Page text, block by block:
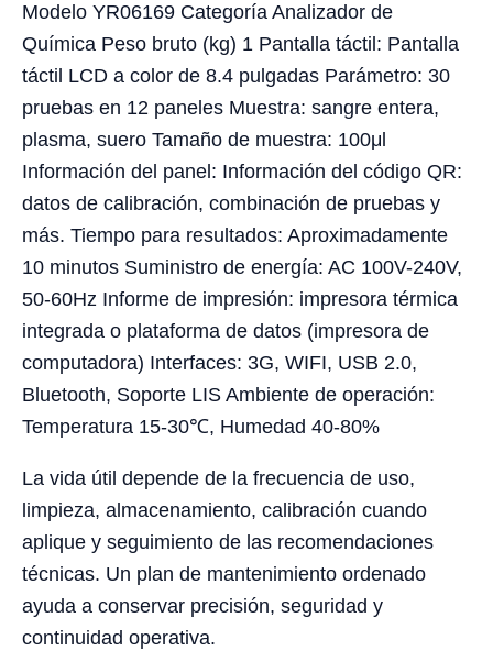
Modelo YR06169 Categoría Analizador de
Química Peso bruto (kg) 1 Pantalla táctil: Pantalla
táctil LCD a color de 8.4 pulgadas Parámetro: 30
pruebas en 12 paneles Muestra: sangre entera,
plasma, suero Tamaño de muestra: 100μl
Información del panel: Información del código QR:
datos de calibración, combinación de pruebas y
más. Tiempo para resultados: Aproximadamente
10 minutos Suministro de energía: AC 100V-240V,
50-60Hz Informe de impresión: impresora térmica
integrada o plataforma de datos (impresora de
computadora) Interfaces: 3G, WIFI, USB 2.0,
Bluetooth, Soporte LIS Ambiente de operación:
Temperatura 15-30℃, Humedad 40-80%
La vida útil depende de la frecuencia de uso,
limpieza, almacenamiento, calibración cuando
aplique y seguimiento de las recomendaciones
técnicas. Un plan de mantenimiento ordenado
ayuda a conservar precisión, seguridad y
continuidad operativa.